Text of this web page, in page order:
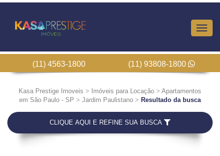
(11) 4563-1800 (11) 93808-1800
Kasa Prestige Imoveis > Imóveis para Locação > Apartamentos
em São Paulo - SP > Jardim Paulistano > Resultado da busca
CLIQUE AQUI E REFINE SUA BUSCA